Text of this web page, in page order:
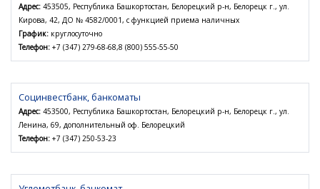
Адрес: 453505, Республика Башкортостан, Белорецкий р-н, Белорецк г., ул.
Кирова, 42, ДО № 4582/0001, с функцией приема наличных
График: круглосуточно
Телефон: +7 (347) 279-68-68,8 (800) 555-55-50
Социнвестбанк, банкоматы
Адрес: 453500, Республика Башкортостан, Белорецкий р-н, Белорецк г., ул.
Ленина, 69, дополнительный оф. Белорецкий
Телефон: +7 (347) 250-53-23